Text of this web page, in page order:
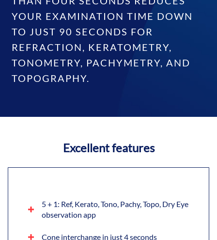
YOUR EXAMINATION TIME DOWN
TO JUST 90 SECONDS FOR
REFRACTION, KERATOMETRY,
TONOMETRY, PACHYMETRY, AND
TOPOGRAPHY.
Excellent features
5 + 1: Ref, Kerato, Tono, Pachy, Topo, Dry Eye
observation app
Cone interchange in just 4 seconds